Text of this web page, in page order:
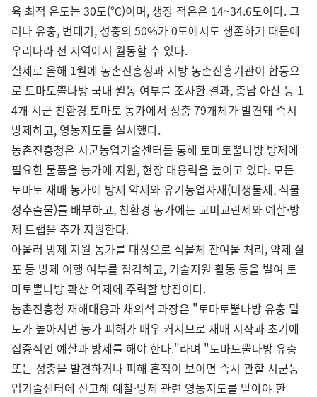
육 최적 온도는 30도(℃)이며, 생장 적온은 14~34.6도이다. 그
러나 유충, 번데기, 성충의 50%가 0도에서도 생존하기 때문에
우리나라 전 지역에서 월동할 수 있다.
실제로 올해 1월에 농촌진흥청과 지방 농촌진흥기관이 합동으
로 토마토뿔나방 국내 월동 여부를 조사한 결과, 충남 아산 등 1
4개 시군 친환경 토마토 농가에서 성충 79개체가 발견돼 즉시
방제하고, 영농지도를 실시했다.
농촌진흥청은 시군농업기술센터를 통해 토마토뿔나방 방제에
필요한 물품을 농가에 지원, 현장 대응력을 높이고 있다. 모든
토마토 재배 농가에 방제 약제와 유기농업자재(미생물제, 식물
성추출물)를 배부하고, 친환경 농가에는 교미교란제와 예찰·방
제 트랩을 추가 지원한다.
아울러 방제 지원 농가를 대상으로 식물체 잔여물 처리, 약제 살
포 등 방제 이행 여부를 점검하고, 기술지원 활동 등을 벌여 토
마토뿔나방 확산 억제에 주력할 방침이다.
농촌진흥청 재해대응과 채의석 과장은 "토마토뿔나방 유충 밀
도가 높아지면 농가 피해가 매우 커지므로 재배 시작과 초기에
집중적인 예찰과 방제를 해야 한다."라며 "토마토뿔나방 유충
또는 성충을 발견하거나 피해 흔적이 보이면 즉시 관할 시군농
업기술센터에 신고해 예찰·방제 관련 영농지도를 받아야 한